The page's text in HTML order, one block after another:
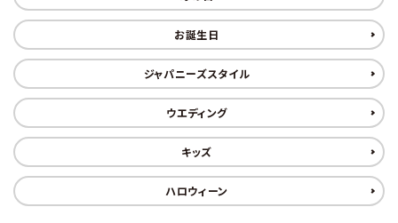
お誕生日
ジャパニーズスタイル
ウエディング
キッズ
ハロウィーン